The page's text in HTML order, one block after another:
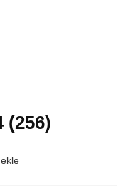
(256)